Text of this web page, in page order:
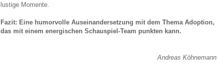
lustige Momente.
Fazit: Eine humorvolle Auseinandersetzung mit dem Thema Adoption,
das mit einem energischen Schauspiel-Team punkten kann.
Andreas Köhnemann